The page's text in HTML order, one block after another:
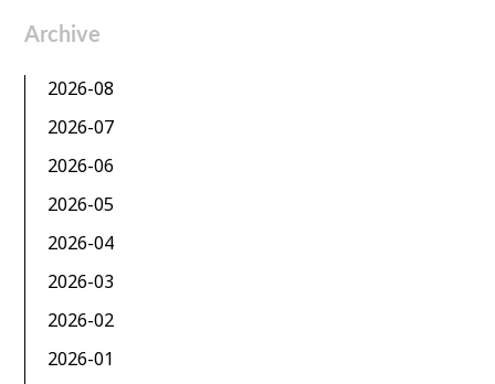
Archive
2026-08
2026-07
2026-06
2026-05
2026-04
2026-03
2026-02
2026-01